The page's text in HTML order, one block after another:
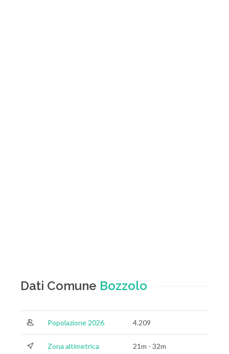
Dati Comune Bozzolo
Popolazione 2026 4.209
Zona altimetrica 21m - 32m